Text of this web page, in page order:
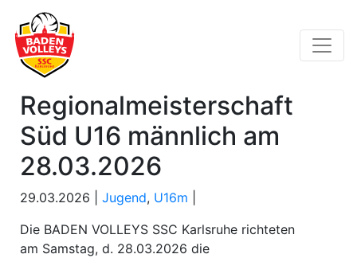
Regionalmeisterschaft
Süd U16 männlich am
28.03.2026
29.03.2026 | Jugend, U16m
Die BADEN VOLLEYS SSC Karlsruhe richteten
am Samstag, d. 28.03.2026 die